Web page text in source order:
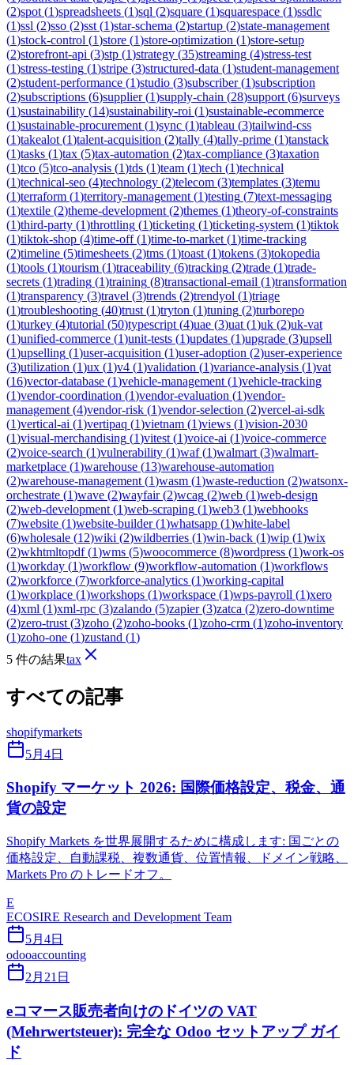
(2)spot (1)spreadsheets (1)sql (2)square (1)squarespace (1)ssdlc
(1)ssl (2)sso (2)sst (1)star-schema (2)startup (2)state-management
(1)stock-control (1)store (1)store-optimization (1)store-setup
(2)storefront-api (3)stp (1)strategy (35)streaming (4)stress-test
(1)stress-testing (1)stripe (3)structured-data (1)student-management
(2)student-performance (1)studio (3)subscriber(1)subscription
(2)subscriptions (6)supplier(1)supply-chain (28)support (6)surveys
(1)sustainability (14)sustainability-roi (1)sustainable-ecommerce
(1)sustainable-procurement (1)sync (1)tableau (3)tailwind-css
(1)takealot (1)talent-acquisition (2)tally (4)tally-prime (1)tanstack
(1)tasks (1)tax (5)tax-automation (2)tax-compliance (3)taxation
(1)tco (5)tco-analysis (1)tds (1)team (1)tech (1)technical
(1)technical-seo (4)technology (2)telecom (3)templates (3)temu
(1)terraform (1)territory-management (1)testing (7)text-messaging
(1)textile (2)theme-development (2)themes (1)theory-of-constraints
(1)third-party (1)throttling (1)ticketing (1)ticketing-system (1)tiktok
(1)tiktok-shop (4)time-off(1)time-to-market (1)time-tracking
(2)timeline (5)timesheets (2)tms (1)toast (1)tokens (3)tokopedia
(1)tools (1)tourism (1)traceability (6)tracking (2)trade (1)trade-
secrets (1)trading (1)training (8)transactional-email (1)transformation
(1)transparency (3)travel (3)trends (2)trendyol (1)triage
(1)troubleshooting (40)trust (1)tryton (1)tuning (2)turborepo
(1)turkey (4)tutorial (50)typescript (4)uae (3)uat (1)uk (2)uk-vat
(1)unified-commerce (1)unit-tests (1)updates (1)upgrade (3)upsell
(1)upselling (1)user-acquisition (1)user-adoption (2)user-experience
(3)utilization (1)ux (1)v4 (1)validation (1)variance-analysis (1)vat
(16)vector-database (1)vehicle-management (1)vehicle-tracking
(1)vendor-coordination (1)vendor-evaluation (1)vendor-
management (4)vendor-risk (1)vendor-selection (2)vercel-ai-sdk
(1)vertical-ai (1)vertipaq (1)vietnam (1)views (1)vision-2030
(1)visual-merchandising (1)vitest (1)voice-ai (1)voice-commerce
(2)voice-search (1)vulnerability (1)waf(1)walmart (3)walmart-
marketplace (1)warehouse (13)warehouse-automation
(2)warehouse-management (1)wasm (1)waste-reduction (2)watsonx-
orchestrate (1)wave (2)wayfair(2)wcag (2)web (1)web-design
(2)web-development (1)web-scraping (1)web3 (1)webhooks
(7)website (1)website-builder(1)whatsapp (1)white-label
(6)wholesale (12)wiki (2)wildberries (1)win-back (1)wip (1)wix
(2)wkhtmltopdf(1)wms (5)woocommerce (8)wordpress (1)work-os
(1)workday (1)workflow (9)workflow-automation (1)workflows
(2)workforce (7)workforce-analytics (1)working-capital
(1)workplace (1)workshops (1)workspace (1)wps-payroll (1)xero
(4)xml (1)xml-rpc (3)zalando (5)zapier(3)zatca (2)zero-downtime
(2)zero-trust (3)zoho (2)zoho-books (1)zoho-crm (1)zoho-inventory
(1)zoho-one (1)zustand (1)
5 件の結果tax
すべての記事
shopifymarkets
5月4日
Shopify マーケット 2026: 国際価格設定、税金、通
貨の設定
Shopify Markets を世界展開するために構成します: 国ごとの
価格設定、自動課税、複数通貨、位置情報、ドメイン戦略、
Markets Pro のトレードオフ。
E
ECOSIRE Research and Development Team
5月4日
odooaccounting
2月21日
eコマース販売者向けのドイツの VAT
(Mehrwertsteuer): 完全な Odoo セットアップ ガイ
ド